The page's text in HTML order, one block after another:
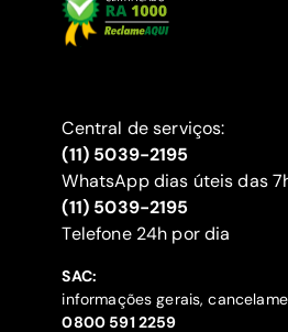
Central de serviços:
(11) 5039-2195
WhatsApp dias úteis das
(11) 5039-2195
‍Telefone 24h por dia
SAC:
informações gerais,
‍0800 591 2259